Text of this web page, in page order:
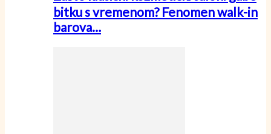
bitku s vremenom? Fenomen walk-in
barova…